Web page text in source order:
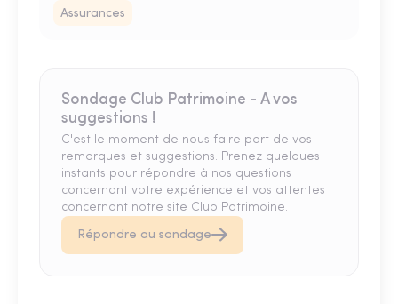
Assurances
Sondage Club Patrimoine - A vos
suggestions !
C'est le moment de nous faire part de vos
remarques et suggestions. Prenez quelques
instants pour répondre à nos questions
concernant votre expérience et vos attentes
concernant notre site Club Patrimoine.
Répondre au sondage